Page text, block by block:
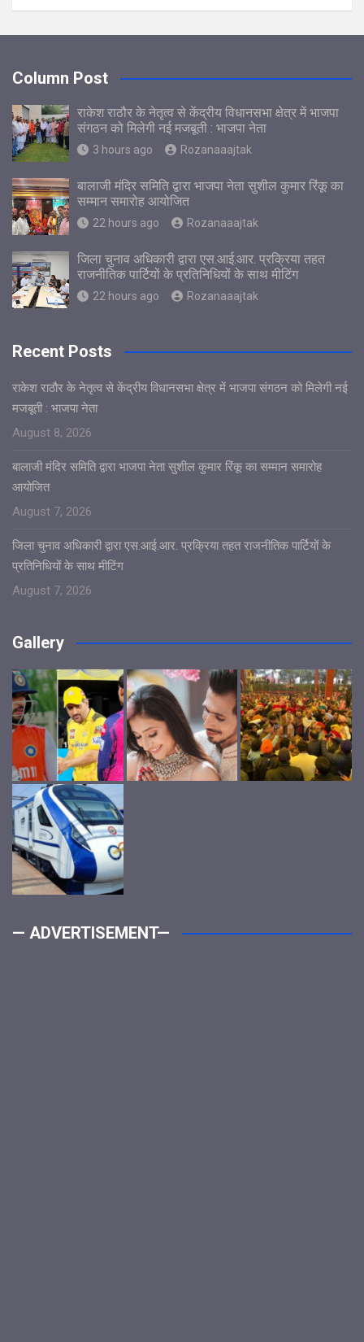
Column Post
राकेश राठौर के नेतृत्व से केंद्रीय विधानसभा क्षेत्र में भाजपा
संगठन को मिलेगी नई मजबूती : भाजपा नेता
3 hours ago Rozanaaajtak
बालाजी मंदिर समिति द्वारा भाजपा नेता सुशील कुमार रिंकू का
सम्मान समारोह आयोजित
22 hours ago Rozanaaajtak
जिला चुनाव अधिकारी द्वारा एस.आई.आर. प्रक्रिया तहत
राजनीतिक पार्टियों के प्रतिनिधियों के साथ मीटिंग
22 hours ago Rozanaaajtak
Recent Posts
राकेश राठौर के नेतृत्व से केंद्रीय विधानसभा क्षेत्र में भाजपा संगठन को मिलेगी नई
मजबूती : भाजपा नेता
August 8, 2026
बालाजी मंदिर समिति द्वारा भाजपा नेता सुशील कुमार रिंकू का सम्मान समारोह
आयोजित
August 7, 2026
जिला चुनाव अधिकारी द्वारा एस.आई.आर. प्रक्रिया तहत राजनीतिक पार्टियों के
प्रतिनिधियों के साथ मीटिंग
August 7, 2026
Gallery
— ADVERTISEMENT—